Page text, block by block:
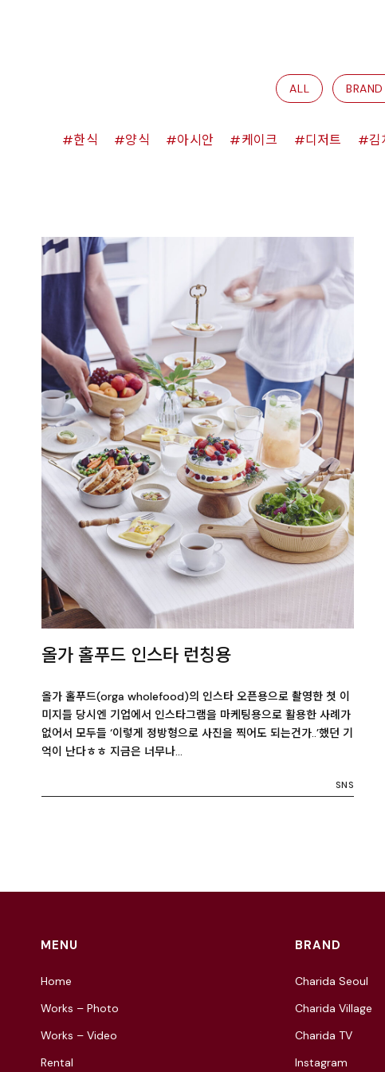
ALL
한식 양식 아시안 케이크 디저트 김
올가 홀푸드 인스타 런칭용
올가 홀푸드(orga wholefood)의 인스타 오픈용으로 촬영한 첫 이
미지들 당시엔 기업에서 인스타그램을 마케팅용으로 활용한 사례가
없어서 모두들 ‘이렇게 정방형으로 사진을 찍어도 되는건가..’했던 기
억이 난다ㅎㅎ 지금은 너무나…
SNS
MENU
Home
Works – Photo
Works – Video
Rental
BRAND
Charida Seoul
Charida Village
Charida TV
Instagram